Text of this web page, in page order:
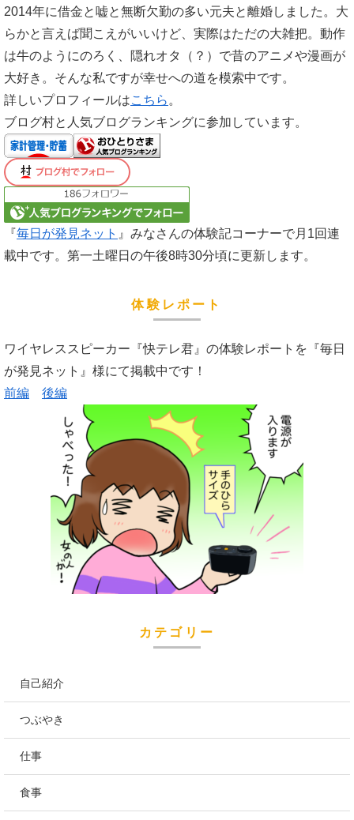
2014年に借金と嘘と無断欠勤の多い元夫と離婚しました。大
らかと言えば聞こえがいいけど、実際はただの大雑把。動作
は牛のようにのろく、隠れオタ（？）で昔のアニメや漫画が
大好き。そんな私ですが幸せへの道を模索中です。
詳しいプロフィールはこちら 。
ブログ村と人気ブログランキングに参加しています。
『毎日が発見ネット 』みなさんの体験記コーナーで月1回連
載中です。第一土曜日の午後8時30分頃に更新します。
体験レポート
ワイヤレススピーカー『快テレ君』の体験レポートを『毎日
が発見ネット』様にて掲載中です！
前編
後編
カテゴリー
自己紹介
つぶやき
仕事
食事